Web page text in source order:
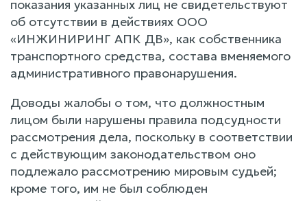
показания указанных лиц не свидетельствуют
об отсутствии в действиях ООО
«ИНЖИНИРИНГ АПК ДВ», как собственника
транспортного средства, состава вменяемого
административного правонарушения.
Доводы жалобы о том, что должностным
лицом были нарушены правила подсудности
рассмотрения дела, поскольку в соответствии
с действующим законодательством оно
подлежало рассмотрению мировым судьей;
кроме того, им не был соблюден